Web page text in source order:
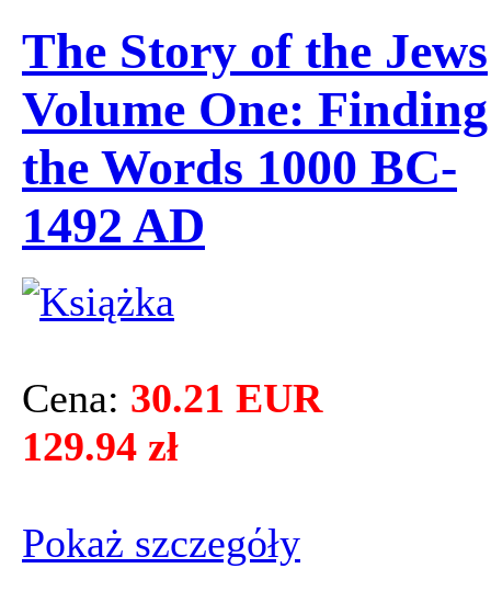
The Story of the Jews
Volume One: Finding
the Words 1000 BC-
1492 AD
Cena: 30.21 EUR
129.94 zł
Pokaż szczegόły